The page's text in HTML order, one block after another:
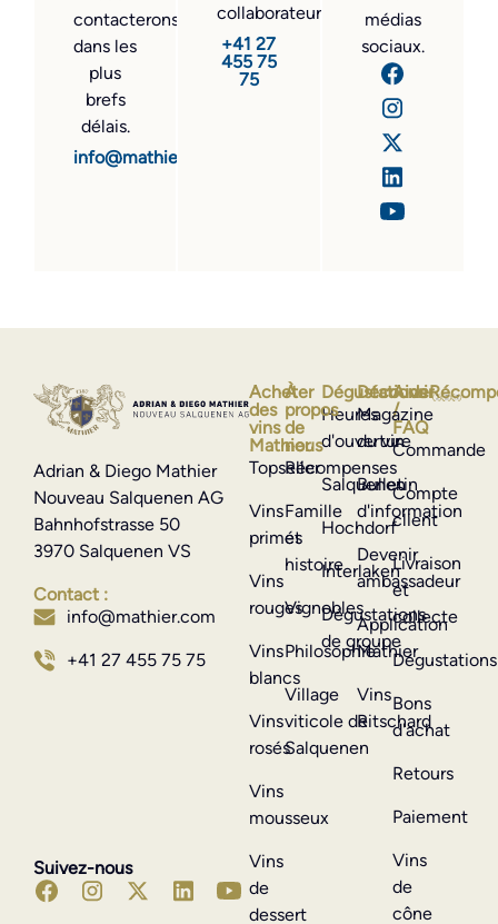
contacterons
dans les
plus
brefs
délais.
info@mathier.com
collaborateurs.
+41 27
455 75
75
médias
sociaux.
Adrian & Diego Mathier
Nouveau Salquenen AG
Bahnhofstrasse 50
3970 Salquenen VS
Contact :
info@mathier.com
+41 27 455 75 75
Suivez-nous
Acheter
des
vins
Mathier
Topseller
Vins
primés
Vins
rouges
Vins
blancs
Vins
rosés
Vins
mousseux
Vins
de
dessert
Aide
/
FAQ
Commande
Compte
client
Livraison
et
collecte
Dégustations
Bons
d'achat
Retours
Paiement
Vins
de
cône
Découvrir
Magazine
du vin
Bulletin
d'information
Devenir
ambassadeur
Application
Mathier
Vins
Ritschard
Dégustations
Heures
d'ouverture
Salquenen
Hochdorf
Interlaken
Dégustations
de groupe
À
propos
de
nous
Récompenses
Famille
et
histoire
Vignobles
Philosophie
Village
viticole de
Salquenen